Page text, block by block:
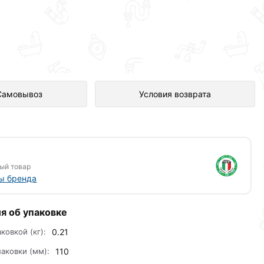
Условия возврата
Сантехника по отличной
товар
бренда
об упаковке
(кг): 0.21
(мм): 110